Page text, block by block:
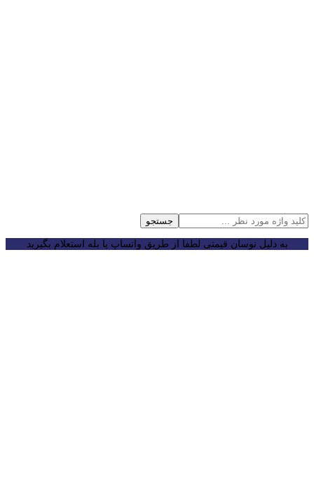
جستجو
به دلیل نوسان قیمتی لطفا از طریق واتساپ یا بله استعلام بگیرید